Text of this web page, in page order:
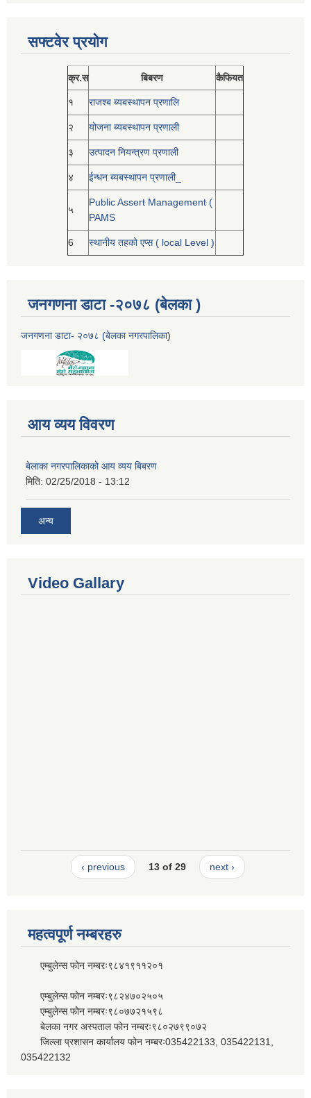
सफ्टवेर प्रयोग
क्र.स बिबरण कैफियत
१ राजश्ब ब्यबस्थापन प्रणालि
२ योजना ब्यबस्थापन प्रणाली
३ उत्पादन नियन्त्रण प्रणाली
४ ईन्धन ब्यबस्थापन प्रणाली_
५
Public Assert Management (
PAMS
6 स्थानीय तहको एप्स ( local Level )
जनगणना डाटा -२०७८ (बेलका )
जनगणना डाटा- २०७८ (बेलका नगरपालिका)
आय व्यय विवरण
बेलाका नगरपालिकाको आय व्यय बिबरण
मिति: 02/25/2018 - 13:12
अन्य
Video Gallary
‹ previous 13 of 29 next ›
महत्वपूर्ण नम्बरहरु
एम्बुलेन्स फोन नम्बरः९८४१९११२०१
एम्बुलेन्स फोन नम्बरः९८२४७०२५०५
एम्बुलेन्स फोन नम्बरः९८०७७२१५९८
बेलका नगर अस्पताल फोन नम्बरः९८०२७९९०७२
जिल्ला प्रशासन कार्यालय फोन नम्बरः035422133, 035422131,
035422132